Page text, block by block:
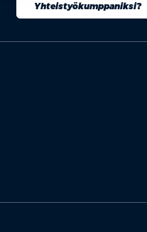
Yhteistyökumppaniksi?